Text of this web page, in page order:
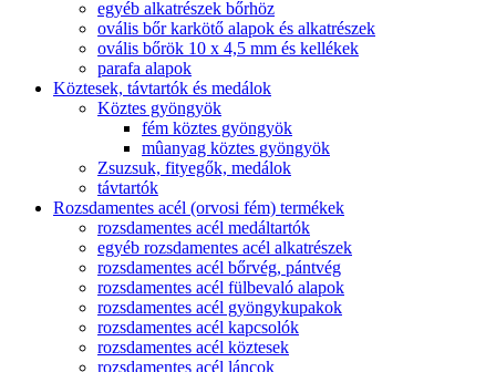
egyéb alkatrészek bőrhöz
ovális bőr karkötő alapok és alkatrészek
ovális bőrök 10 x 4,5 mm és kellékek
parafa alapok
Köztesek, távtartók és medálok
Köztes gyöngyök
fém köztes gyöngyök
mûanyag köztes gyöngyök
Zsuzsuk, fityegők, medálok
távtartók
Rozsdamentes acél (orvosi fém) termékek
rozsdamentes acél medáltartók
egyéb rozsdamentes acél alkatrészek
rozsdamentes acél bőrvég, pántvég
rozsdamentes acél fülbevaló alapok
rozsdamentes acél gyöngykupakok
rozsdamentes acél kapcsolók
rozsdamentes acél köztesek
rozsdamentes acél láncok